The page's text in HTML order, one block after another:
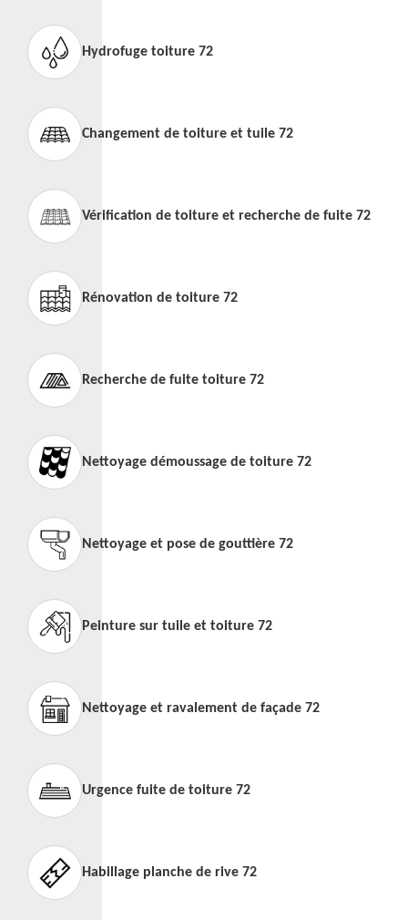
Hydrofuge toiture 72
Changement de toiture et tuile 72
Vérification de toiture et recherche de fuite 72
Rénovation de toiture 72
Recherche de fuite toiture 72
Nettoyage démoussage de toiture 72
Nettoyage et pose de gouttière 72
Peinture sur tuile et toiture 72
Nettoyage et ravalement de façade 72
Urgence fuite de toiture 72
Habillage planche de rive 72